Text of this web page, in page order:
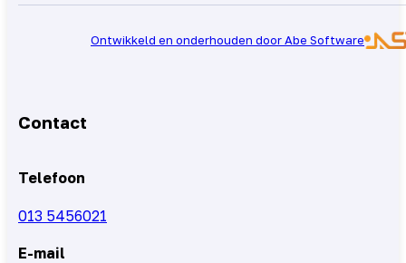
Ontwikkeld en onderhouden door Abe Software
Contact
Telefoon
013 5456021
E-mail